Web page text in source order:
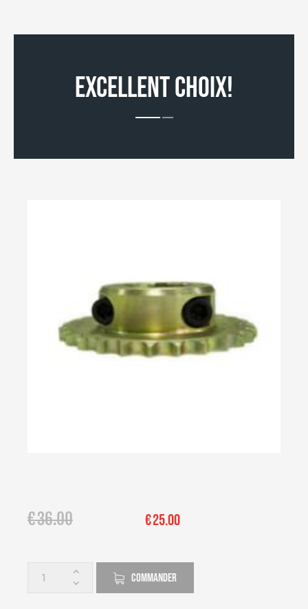
EXCELLENT CHOIX!
€36.00 €25.00
COMMANDER